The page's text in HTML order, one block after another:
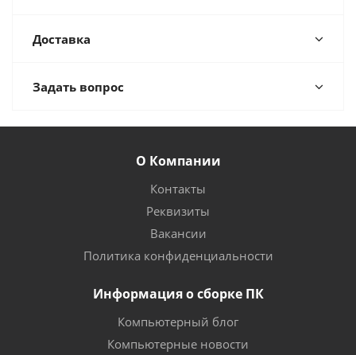
Доставка
Задать вопрос
О Компании
Контакты
Реквизиты
Вакансии
Политика конфиденциальности
Информация о сборке ПК
Компьютерный блог
Компьютерные новости